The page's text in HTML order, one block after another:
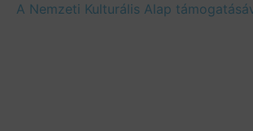
A Nemzeti Kulturális Alap